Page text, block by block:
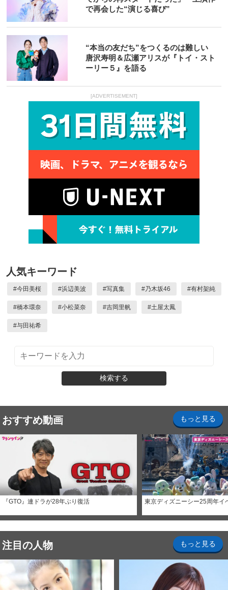
で再会した“演じる喜び”
“本当の友だち”をつくるのは難しい
唐沢寿明＆広瀬アリスが『トイ・スト
ーリー５』を語る
[ADVERTISEMENT]
人気キーワード
#今田美桜 #浜辺美波 #写真集 #乃木坂46 #有村架純
#橋本環奈 #小松菜奈 #吉岡里帆 #土屋太鳳
#与田祐希
検索する
おすすめ動画 もっと見る
『GTO』連ドラが28年ぶり復活 東京ディズニーシー25周年イ
注目の人物 もっと見る